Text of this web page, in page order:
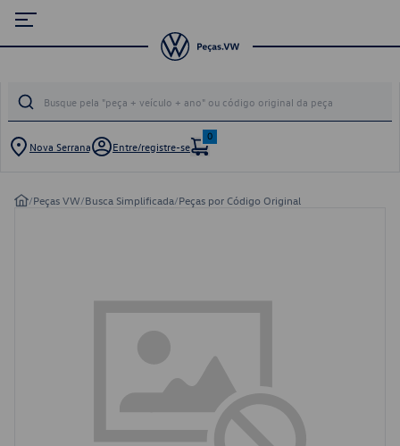
Nova Serrana Entre/registre-se
0
/Peças VW/Busca Simplificada/Peças por Código Original